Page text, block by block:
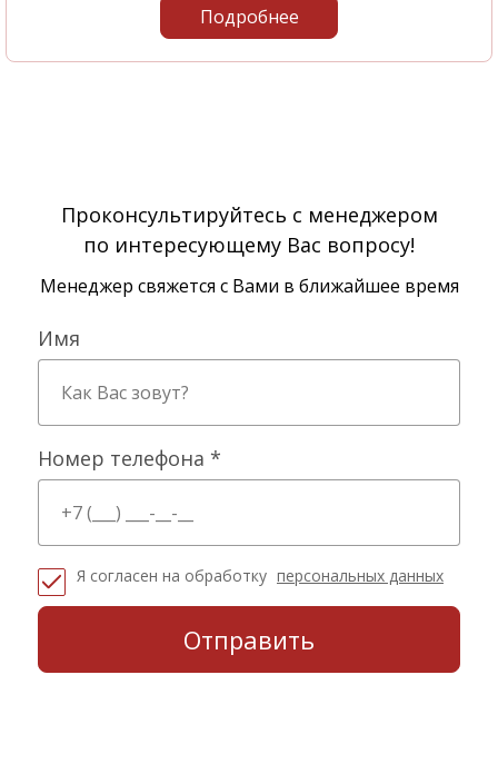
Подробнее
Проконсультируйтесь с менеджером
по интересующему Вас вопросу!
Менеджер свяжется с Вами в ближайшее время
Имя
Номер телефона *
Я согласен на обработку персональных данных